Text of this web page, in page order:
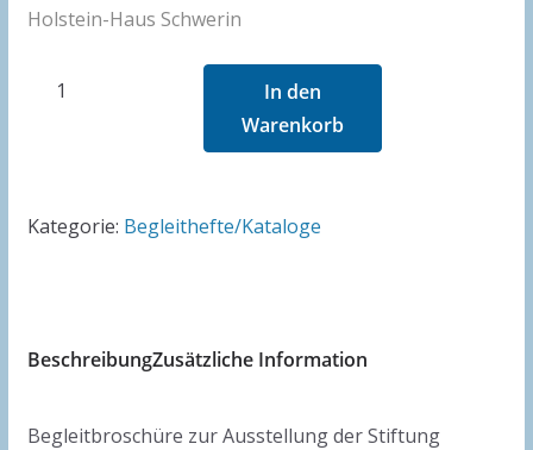
Holstein-Haus Schwerin
Farben
Friedrich
Wachenhusen
In den
Warenkorb
Kategorie: Begleithefte/Kataloge
BeschreibungZusätzliche Information
Begleitbroschüre zur Ausstellung der Stiftung